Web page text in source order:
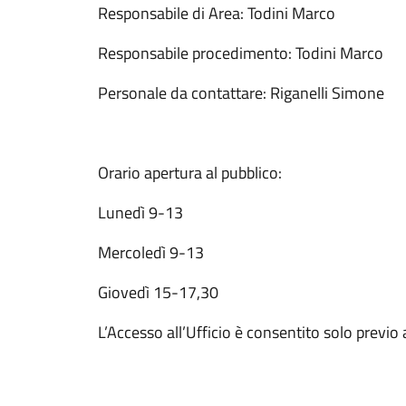
Responsabile di Area: Todini Marco
Responsabile procedimento: Todini Marco
Personale da contattare: Riganelli Simone
Orario apertura al pubblico:
Lunedì 9-13
Mercoledì 9-13
Giovedì 15-17,30
L’Accesso all’Ufficio è consentito solo